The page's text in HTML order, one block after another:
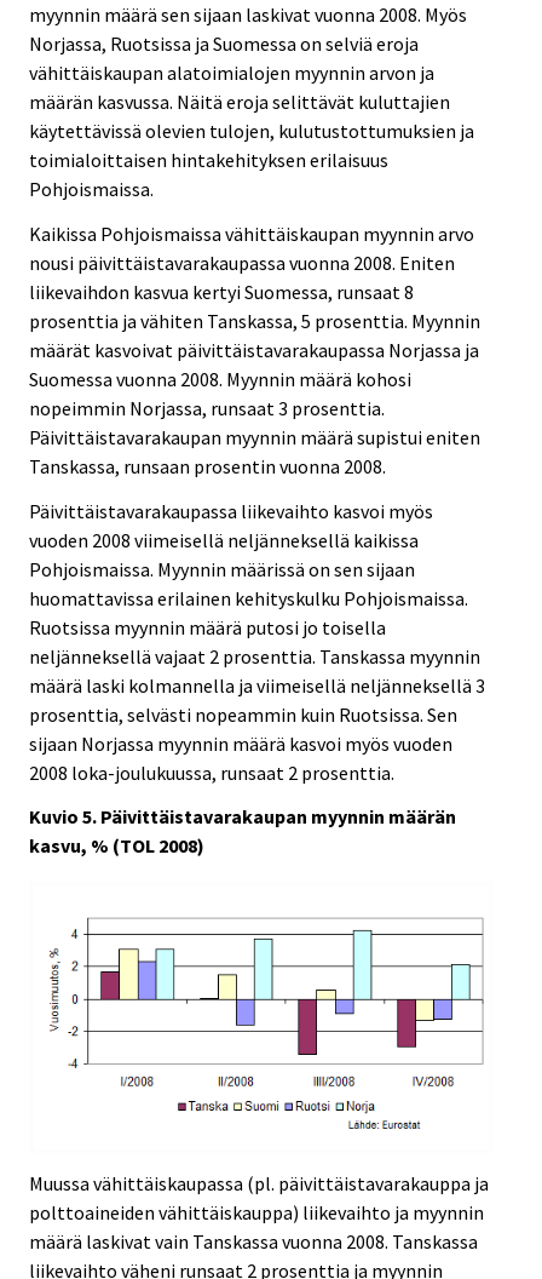
myynnin määrä sen sijaan laskivat vuonna 2008. Myös
Norjassa, Ruotsissa ja Suomessa on selviä eroja
vähittäiskaupan alatoimialojen myynnin arvon ja
määrän kasvussa. Näitä eroja selittävät kuluttajien
käytettävissä olevien tulojen, kulutustottumuksien ja
toimialoittaisen hintakehityksen erilaisuus
Pohjoismaissa.
Kaikissa Pohjoismaissa vähittäiskaupan myynnin arvo
nousi päivittäistavarakaupassa vuonna 2008. Eniten
liikevaihdon kasvua kertyi Suomessa, runsaat 8
prosenttia ja vähiten Tanskassa, 5 prosenttia. Myynnin
määrät kasvoivat päivittäistavarakaupassa Norjassa ja
Suomessa vuonna 2008. Myynnin määrä kohosi
nopeimmin Norjassa, runsaat 3 prosenttia.
Päivittäistavarakaupan myynnin määrä supistui eniten
Tanskassa, runsaan prosentin vuonna 2008.
Päivittäistavarakaupassa liikevaihto kasvoi myös
vuoden 2008 viimeisellä neljänneksellä kaikissa
Pohjoismaissa. Myynnin määrissä on sen sijaan
huomattavissa erilainen kehityskulku Pohjoismaissa.
Ruotsissa myynnin määrä putosi jo toisella
neljänneksellä vajaat 2 prosenttia. Tanskassa myynnin
määrä laski kolmannella ja viimeisellä neljänneksellä 3
prosenttia, selvästi nopeammin kuin Ruotsissa. Sen
sijaan Norjassa myynnin määrä kasvoi myös vuoden
2008 loka-joulukuussa, runsaat 2 prosenttia.
Kuvio 5. Päivittäistavarakaupan myynnin määrän
kasvu, % (TOL 2008)
Muussa vähittäiskaupassa (pl. päivittäistavarakauppa ja
polttoaineiden vähittäiskauppa) liikevaihto ja myynnin
määrä laskivat vain Tanskassa vuonna 2008. Tanskassa
liikevaihto väheni runsaat 2 prosenttia ja myynnin